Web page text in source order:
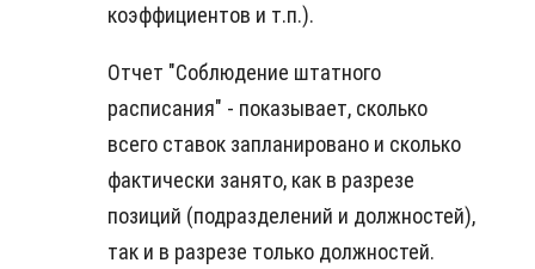
коэффициентов и т.п.).
Отчет "Соблюдение штатного
расписания" - показывает, сколько
всего ставок запланировано и сколько
фактически занято, как в разрезе
позиций (подразделений и должностей),
так и в разрезе только должностей.